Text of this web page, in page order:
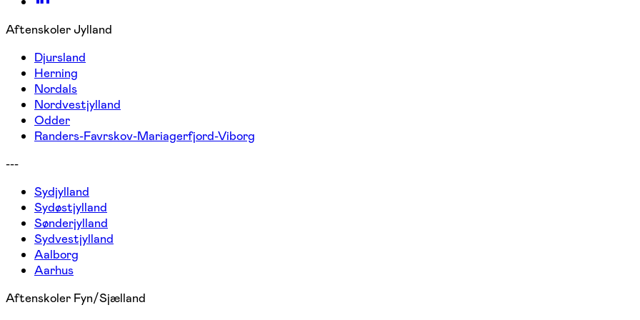
Aftenskoler Jylland
Djursland
Herning
Nordals
Nordvestjylland
Odder
Randers-Favrskov-Mariagerfjord-Viborg
---
Sydjylland
Sydøstjylland
Sønderjylland
Sydvestjylland
Aalborg
Aarhus
Aftenskoler Fyn/Sjælland